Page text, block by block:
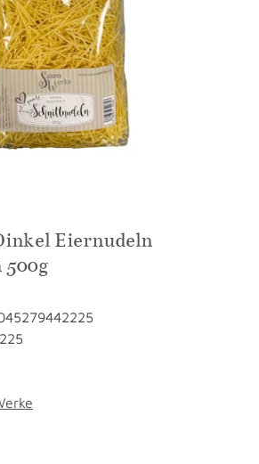
Eiernudeln